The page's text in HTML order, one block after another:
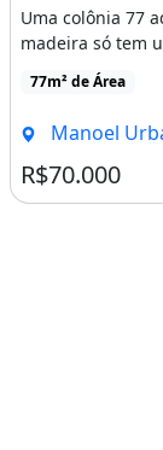
Uma colônia 77
madeira só tem
77m² de Área
Manoel
R$70.000